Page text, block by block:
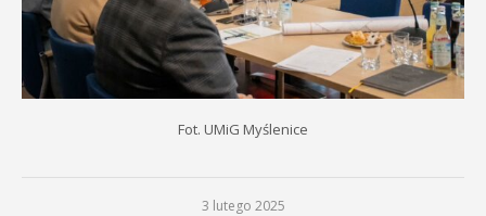
Fot. UMiG Myślenice
3 lutego 2025